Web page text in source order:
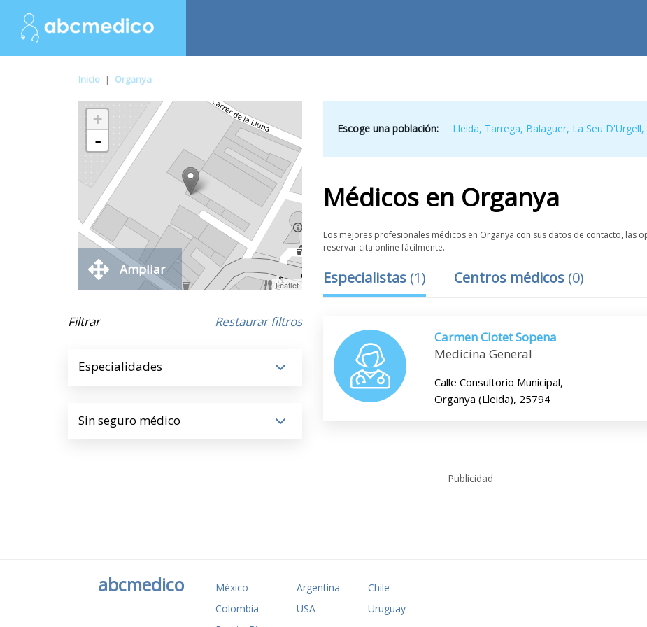
Inicio | Organya
+
-
Leaflet
Ampliar
Filtrar Restaurar filtros
Especialidades
Sin seguro médico
Escoge una población: Lleida, Tarrega, Balaguer, La Seu D'Urgell,
Médicos en Organya
Los mejores profesionales médicos en Organya con sus datos de contacto, las
reservar cita online fácilmente.
Especialistas (1) Centros médicos (0)
Carmen Clotet Sopena
Medicina General
Calle Consultorio Municipal,
Organya (Lleida), 25794
Publicidad
abcmedico México Argentina
Chile
Colombia
USA
Uruguay